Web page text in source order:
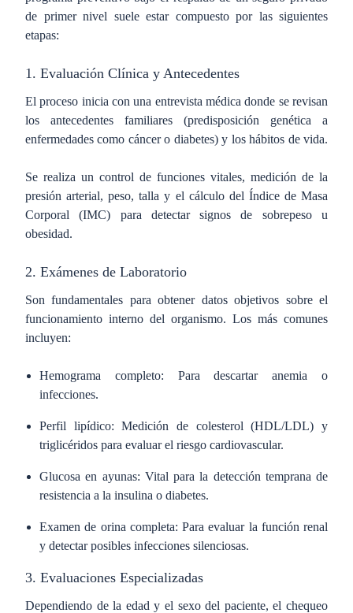
de primer nivel suele estar compuesto por las siguientes
etapas:
1. Evaluación Clínica y Antecedentes
El proceso inicia con una entrevista médica donde se revisan
los antecedentes familiares (predisposición genética a
enfermedades como cáncer o diabetes) y los hábitos de vida.
Se realiza un control de funciones vitales, medición de la
presión arterial, peso, talla y el cálculo del Índice de Masa
Corporal (IMC) para detectar signos de sobrepeso u
obesidad.
2. Exámenes de Laboratorio
Son fundamentales para obtener datos objetivos sobre el
funcionamiento interno del organismo. Los más comunes
incluyen:
Hemograma completo: Para descartar anemia o
infecciones.
Perfil lipídico: Medición de colesterol (HDL/LDL) y
triglicéridos para evaluar el riesgo cardiovascular.
Glucosa en ayunas: Vital para la detección temprana de
resistencia a la insulina o diabetes.
Examen de orina completa: Para evaluar la función renal
y detectar posibles infecciones silenciosas.
3. Evaluaciones Especializadas
Dependiendo de la edad y el sexo del paciente, el chequeo